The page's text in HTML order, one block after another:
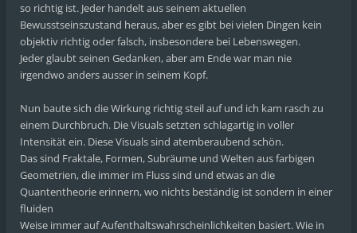
so richtig ist. Jeder handelt aus seinem aktuellen
Bewusstseinszustand heraus, aber es gibt bei vielen Dingen kein
objektiv richtig oder falsch, insbesondere bei Lebenswegen.
Jeder glaubt seinen Gedanken, aber am Ende war man nie
irgendwo anders ausser in seinem Kopf.
Nun baute sich die Wirkung richtig steil auf und ich kam rasch zu
einem Durchbruch. Die Visuals setzten schlagartig in voller
Intensität ein. Diese Visuals sind atemberaubend schön.
Das sind Fraktale, Formen, Subräume und Welten aus farbigen
Geometrien, die immer im Fluss sind und etwas an die
Quantentheorie erinnern, wo nichts beständig ist sondern in einer
fluiden
Weise immer auf Aufenthaltswahrscheinlichkeiten basiert. Wie in